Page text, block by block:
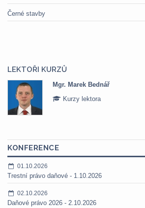
Černé stavby
LEKTOŘI KURZŮ
Mgr. Marek Bednář
Kurzy lektora
KONFERENCE
01.10.2026
Trestní právo daňové - 1.10.2026
02.10.2026
Daňové právo 2026 - 2.10.2026